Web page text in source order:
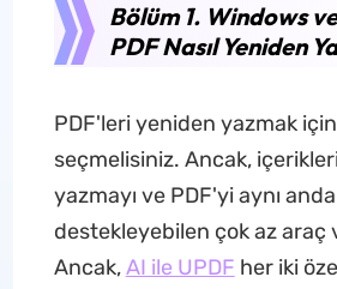
Bölüm 1. Windows
PDF Nasıl Yeniden
PDF'leri yeniden yazmak
seçmelisiniz. Ancak,
yazmayı ve PDF'yi aynı
destekleyebilen çok az araç
Ancak,AI ile UPDF her iki